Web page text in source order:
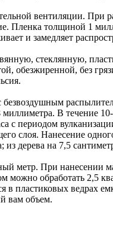
вентиляции. При
Пленка толщиной 1
и замедляет
стеклянную,
обезжиренной, без
В течение
с периодом
слоя. Нанесение
дерева на 7,5
метр. При нанесении
можно обработать 2,5
в пластиковых ведрах
вам объем.